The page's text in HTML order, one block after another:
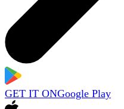
GET IT ONGoogle Play